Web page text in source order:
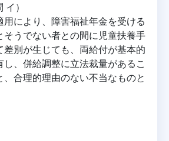
）
により、障害福祉年金を受ける
そうでない者との間に児童扶養手
差別が生じても、両給付が基本的
し、併給調整に立法裁量があるこ
、合理的理由のない不当なものと